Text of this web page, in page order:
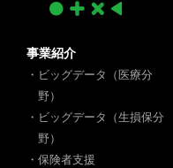
事業紹介
・ビッグデータ（医療分
野）
・ビッグデータ（生損保分
野）
・保険者支援